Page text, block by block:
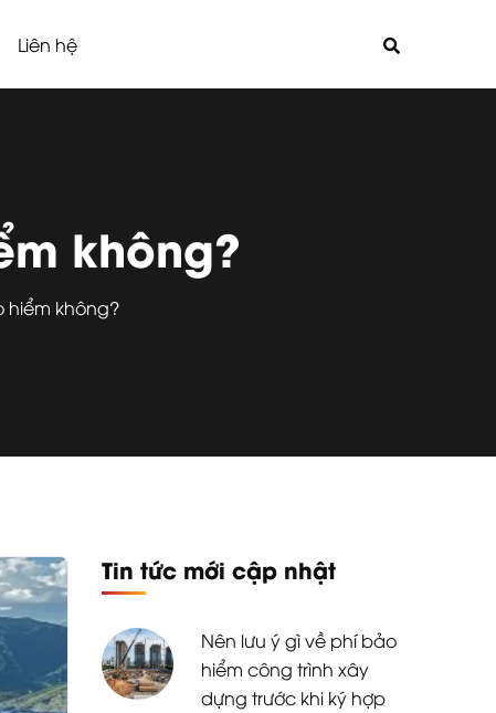
Liên hệ
không?
hiểm không?
Tin tức mới cập nhật
Nên lưu ý gì về phí bảo
hiểm công trình xây
dựng trước khi ký hợp